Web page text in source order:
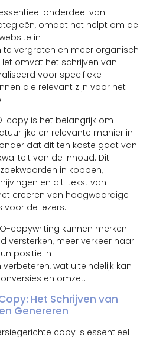
onderdeel van
omdat het helpt om de
in
vergroten en meer organisch
omvat het schrijven van
voor specifieke
die relevant zijn voor het
copy is het belangrijk om
en relevante manier in
dat dit ten koste gaat van
van de inhoud. Dit
in koppen,
en alt-tekst van
creëren van hoogwaardige
voor de lezers.
copywriting kunnen merken
versterken, meer verkeer naar
positie in
wat uiteindelijk kan
en omzet.
Het Schrijven van
Genereren
copy is essentieel